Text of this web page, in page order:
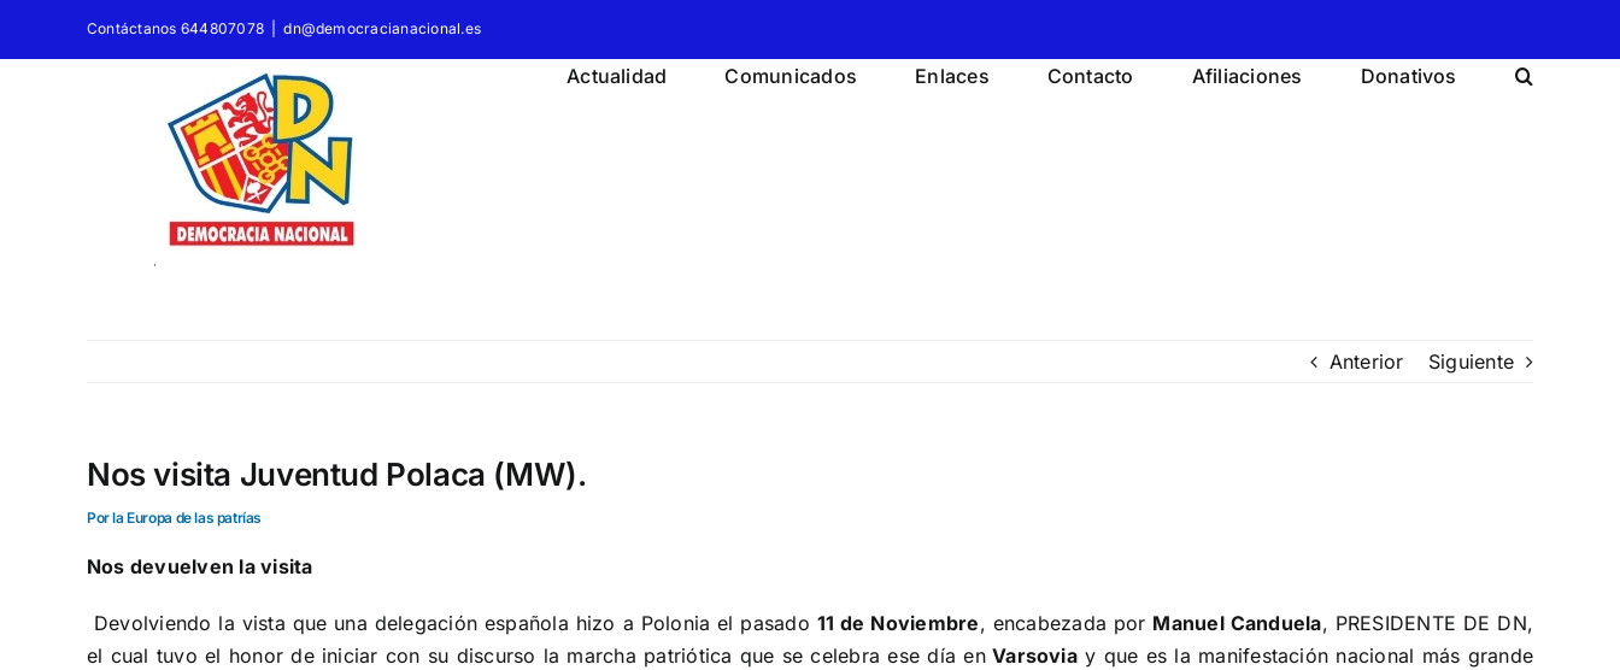
Contáctanos 644807078 dn@democracianacional.es
Actualidad Comunicados Enlaces Contacto Afiliaciones Donativos
Anterior Siguiente
Nos visita Juventud Polaca (MW).
Por la Europa de las patrías
Nos devuelven la visita
Devolviendo la vista que una delegación española hizo a Polonia el pasado 11 de Noviembre, encabezada por Manuel Canduela, PRESIDENTE DE DN,
el cual tuvo el honor de iniciar con su discurso la marcha patriótica que se celebra ese día enVarsoviay que es la manifestación nacional más grande